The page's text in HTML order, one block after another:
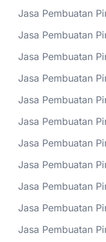
Jasa Pembuatan
Jasa Pembuatan
Jasa Pembuatan
Jasa Pembuatan
Jasa Pembuatan
Jasa Pembuatan
Jasa Pembuatan
Jasa Pembuatan
Jasa Pembuatan
Jasa Pembuatan
Jasa Pembuatan